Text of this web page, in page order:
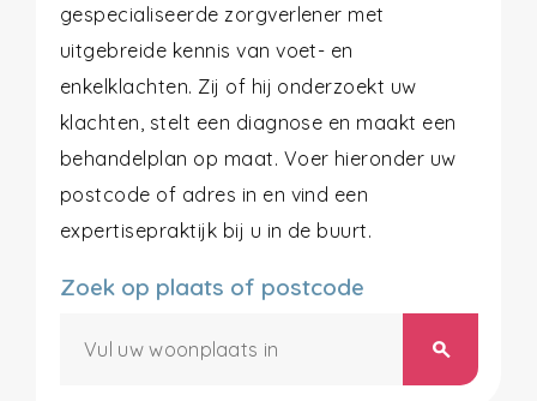
gespecialiseerde zorgverlener met
uitgebreide kennis van voet- en
enkelklachten. Zij of hij onderzoekt uw
klachten, stelt een diagnose en maakt een
behandelplan op maat. Voer hieronder uw
postcode of adres in en vind een
expertisepraktijk bij u in de buurt.
Zoek op plaats of postcode
search